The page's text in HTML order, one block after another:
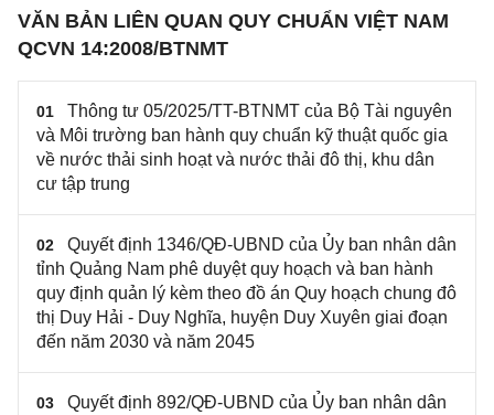
VĂN BẢN LIÊN QUAN QUY CHUẨN VIỆT NAM
QCVN 14:2008/BTNMT
01
Thông tư 05/2025/TT-BTNMT của Bộ Tài nguyên
và Môi trường ban hành quy chuẩn kỹ thuật quốc gia
về nước thải sinh hoạt và nước thải đô thị, khu dân
cư tập trung
02
Quyết định 1346/QĐ-UBND của Ủy ban nhân dân
tỉnh Quảng Nam phê duyệt quy hoạch và ban hành
quy định quản lý kèm theo đồ án Quy hoạch chung đô
thị Duy Hải - Duy Nghĩa, huyện Duy Xuyên giai đoạn
đến năm 2030 và năm 2045
03
Quyết định 892/QĐ-UBND của Ủy ban nhân dân